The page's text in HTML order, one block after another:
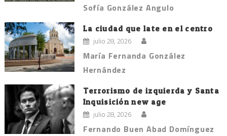
Sofía González Angulo
La ciudad que late en el centro
julio 28, 2026
María Fernanda González
Hernández
Terrorismo de izquierda y Santa
Inquisición new age
julio 28, 2026
Fernando Buen Abad Domínguez